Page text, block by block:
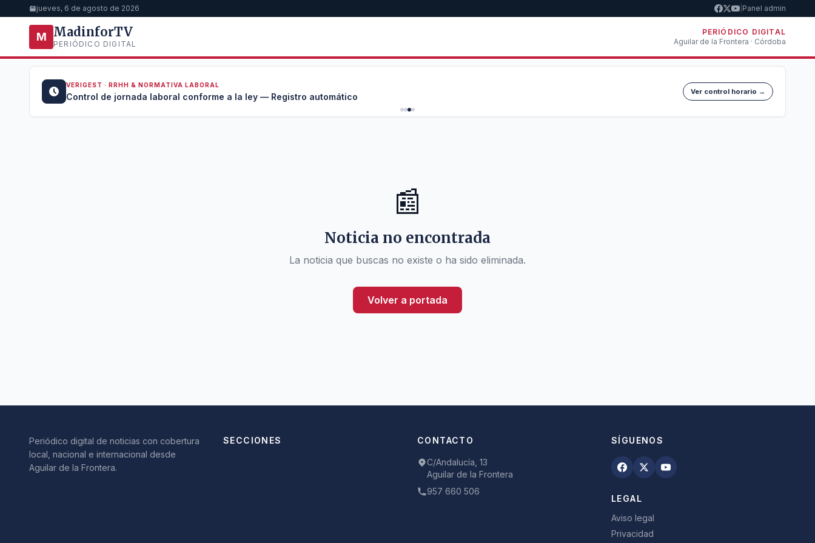
jueves, 6 de agosto de 2026 Panel admin
M MadinforTV
PERIÓDICO DIGITAL
PERIÓDICO DIGITAL
Aguilar de la Frontera · Córdoba
VERIGEST · RRHH & NORMATIVA LABORAL
Control de jornada laboral conforme a la ley — Registro automático Ver control horario →
📰
Noticia no encontrada
La noticia que buscas no existe o ha sido eliminada.
Volver a portada
Periódico digital de noticias con cobertura
local, nacional e internacional desde
Aguilar de la Frontera.
SECCIONES CONTACTO
C/Andalucía, 13
Aguilar de la Frontera
957 660 506
SÍGUENOS
LEGAL
Aviso legal
Privacidad